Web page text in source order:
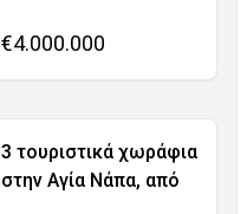
€4.000.000
3 τουριστικά χωράφια
στην Αγία Νάπα, από